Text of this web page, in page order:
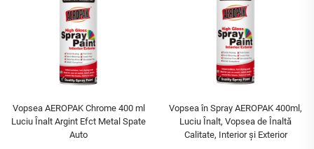
Vopsea AEROPAK Chrome 400 ml
Luciu Înalt Argint Efct Metal Spate
Auto
Vopsea în Spray AEROPAK 400ml,
Luciu Înalt, Vopsea de Înaltă
Calitate, Interior și Exterior